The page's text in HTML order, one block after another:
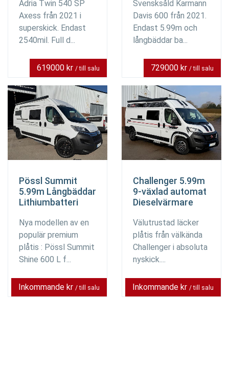
Adria Twin 540 SP
Axess från 2021 i
superskick. Endast
2540mil. Full d...
619000 kr / till salu
Svensksåld Karmann
Davis 600 från 2021.
Endast 5.99m och
långbäddar ba...
729000 kr / till salu
Pössl Summit
5.99m Långbäddar
Lithiumbatteri
Nya modellen av en
populär premium
plåtis : Pössl Summit
Shine 600 L f...
Inkommande kr / till salu
Challenger 5.99m
9-växlad automat
Dieselvärmare
Välutrustad läcker
plåtis från välkända
Challenger i absoluta
nyskick....
Inkommande kr / till salu